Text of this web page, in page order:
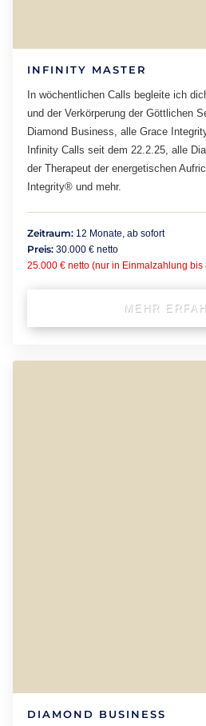
INFINITY MASTER
In wöchentlichen Calls begleite ich
und der Verkörperung der Göttlichen
Diamond Business, alle Grace
Infinity Calls seit dem 22.2.25, alle
der Therapeut der energetischen
Integrity® und mehr.
Zeitraum: 12 Monate, ab sofort
Preis: 30.000 € netto
25.000 € netto (nur in Einmalzahlung bis
MEHR
DIAMOND BUSINESS